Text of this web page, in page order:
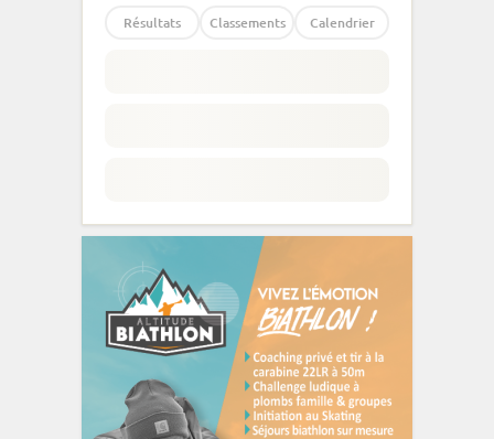
Résultats Classements Calendrier